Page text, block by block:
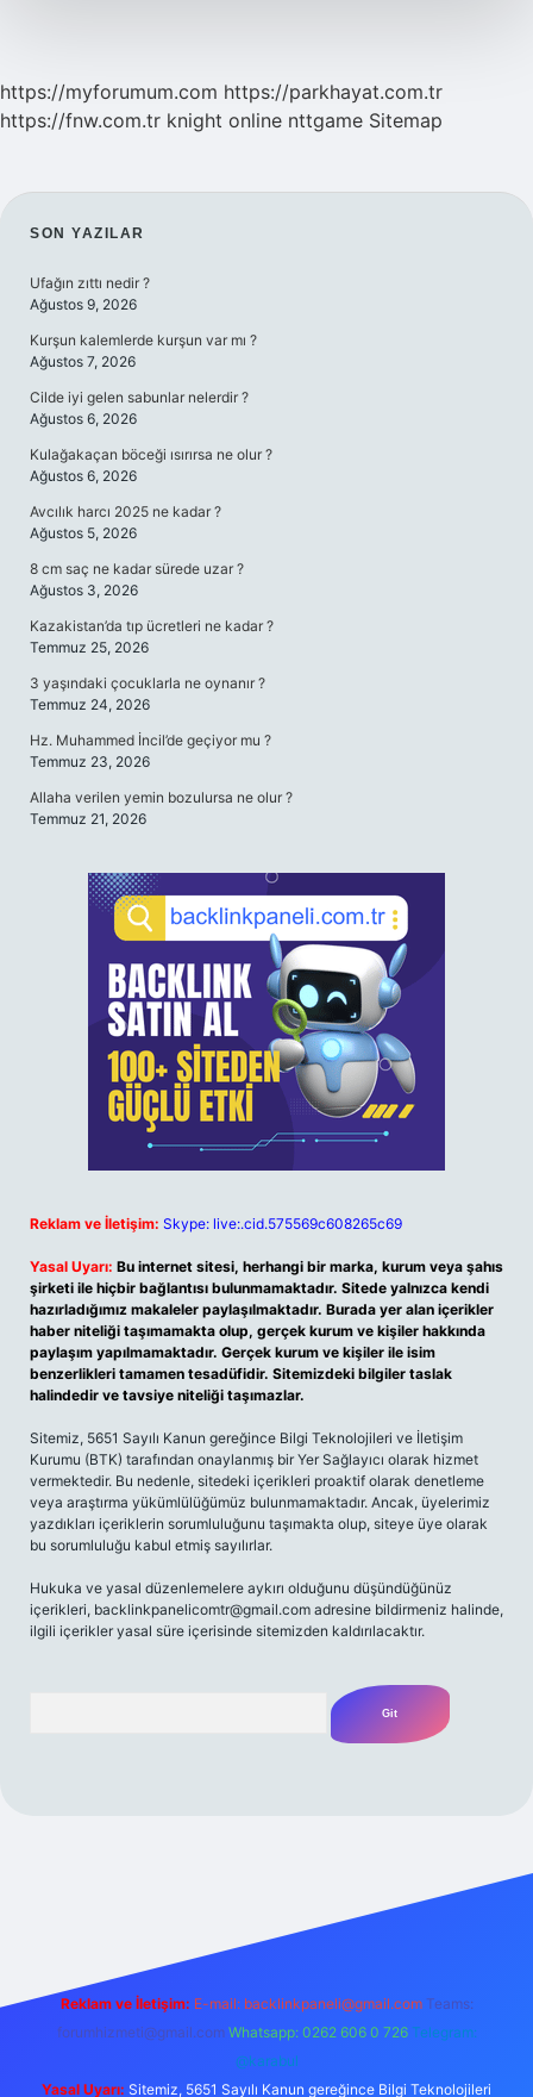
https://myforumum.com https://parkhayat.com.tr
https://fnw.com.tr knight online nttgame Sitemap
SIDEBAR
SON YAZILAR
Ufağın zıttı nedir ?
Ağustos 9, 2026
Kurşun kalemlerde kurşun var mı ?
Ağustos 7, 2026
Cilde iyi gelen sabunlar nelerdir ?
Ağustos 6, 2026
Kulağakaçan böceği ısırırsa ne olur ?
Ağustos 6, 2026
Avcılık harcı 2025 ne kadar ?
Ağustos 5, 2026
8 cm saç ne kadar sürede uzar ?
Ağustos 3, 2026
Kazakistan’da tıp ücretleri ne kadar ?
Temmuz 25, 2026
3 yaşındaki çocuklarla ne oynanır ?
Temmuz 24, 2026
Hz. Muhammed İncil’de geçiyor mu ?
Temmuz 23, 2026
Allaha verilen yemin bozulursa ne olur ?
Temmuz 21, 2026
Reklam ve İletişim: Skype: live:.cid.575569c608265c69
Yasal Uyarı: Bu internet sitesi, herhangi bir marka, kurum veya şahıs
şirketi ile hiçbir bağlantısı bulunmamaktadır. Sitede yalnızca kendi
hazırladığımız makaleler paylaşılmaktadır. Burada yer alan içerikler
haber niteliği taşımamakta olup, gerçek kurum ve kişiler hakkında
paylaşım yapılmamaktadır. Gerçek kurum ve kişiler ile isim
benzerlikleri tamamen tesadüfidir. Sitemizdeki bilgiler taslak
halindedir ve tavsiye niteliği taşımazlar.
Sitemiz, 5651 Sayılı Kanun gereğince Bilgi Teknolojileri ve İletişim
Kurumu (BTK) tarafından onaylanmış bir Yer Sağlayıcı olarak hizmet
vermektedir. Bu nedenle, sitedeki içerikleri proaktif olarak denetleme
veya araştırma yükümlülüğümüz bulunmamaktadır. Ancak, üyelerimiz
yazdıkları içeriklerin sorumluluğunu taşımakta olup, siteye üye olarak
bu sorumluluğu kabul etmiş sayılırlar.
Hukuka ve yasal düzenlemelere aykırı olduğunu düşündüğünüz
içerikleri, backlinkpanelicomtr@gmail.com adresine bildirmeniz halinde,
ilgili içerikler yasal süre içerisinde sitemizden kaldırılacaktır.
Reklam ve İletişim: E-mail: backlinkpaneli@gmail.com Teams:
forumhizmeti@gmail.com Whatsapp: 0262 606 0 726 Telegram:
@karabul
Yasal Uyarı: Sitemiz, 5651 Sayılı Kanun gereğince Bilgi Teknolojileri